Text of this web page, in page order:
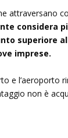
attraversano
considera
superiore
imprese.
e l’aeroporto
non è